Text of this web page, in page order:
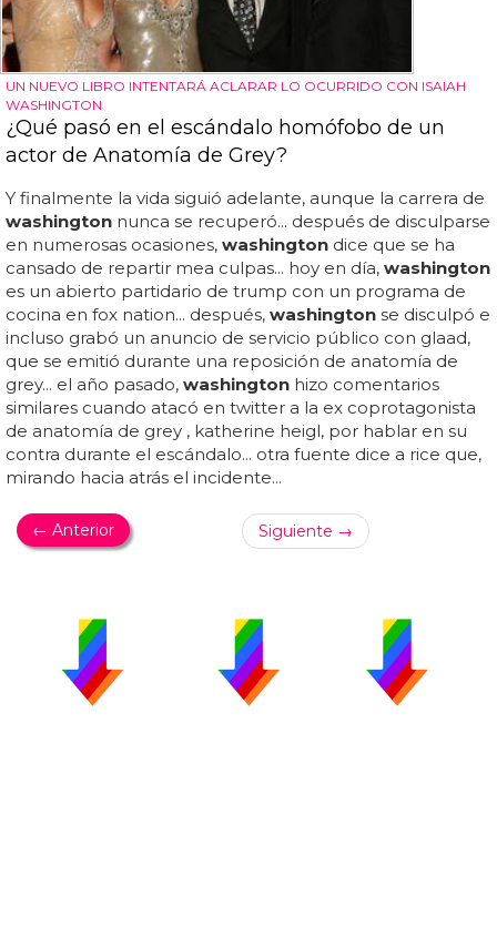
UN NUEVO LIBRO INTENTARÁ ACLARAR LO OCURRIDO CON ISAIAH
WASHINGTON
¿Qué pasó en el escándalo homófobo de un
actor de Anatomía de Grey?
Y finalmente la vida siguió adelante, aunque la carrera de
washington nunca se recuperó... después de disculparse
en numerosas ocasiones, washington dice que se ha
cansado de repartir mea culpas... hoy en día, washington
es un abierto partidario de trump con un programa de
cocina en fox nation... después, washington se disculpó e
incluso grabó un anuncio de servicio público con glaad,
que se emitió durante una reposición de anatomía de
grey... el año pasado, washington hizo comentarios
similares cuando atacó en twitter a la ex coprotagonista
de anatomía de grey , katherine heigl, por hablar en su
contra durante el escándalo... otra fuente dice a rice que,
mirando hacia atrás el incidente...
← Anterior Siguiente →